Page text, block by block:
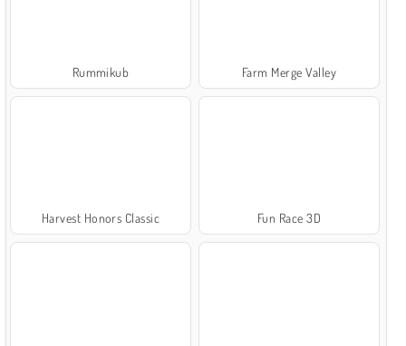
Rummikub Farm Merge Valley
Harvest Honors Classic Fun Race 3D